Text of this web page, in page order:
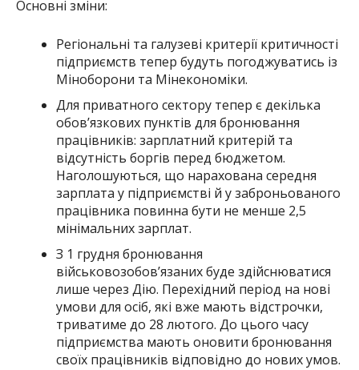
Основні зміни:
Регіональні та галузеві критерії критичності
підприємств тепер будуть погоджуватись із
Міноборони та Мінекономіки.
Для приватного сектору тепер є декілька
обов’язкових пунктів для бронювання
працівників: зарплатний критерій та
відсутність боргів перед бюджетом.
Наголошуються, що нарахована середня
зарплата у підприємстві й у заброньованого
працівника повинна бути не менше 2,5
мінімальних зарплат.
З 1 грудня бронювання
військовозобов’язаних буде здійснюватися
лише через Дію. Перехідний період на нові
умови для осіб, які вже мають відстрочки,
триватиме до 28 лютого. До цього часу
підприємства мають оновити бронювання
своїх працівників відповідно до нових умов.